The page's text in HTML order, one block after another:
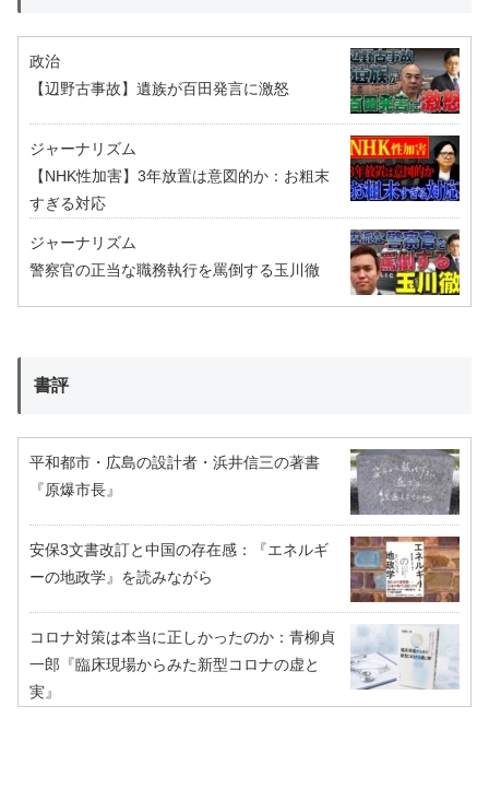
政治
【辺野古事故】遺族が百田発言に激怒
ジャーナリズム
【NHK性加害】3年放置は意図的か：お粗末
すぎる対応
ジャーナリズム
警察官の正当な職務執行を罵倒する玉川徹
書評
平和都市・広島の設計者・浜井信三の著書
『原爆市長』
安保3文書改訂と中国の存在感：『エネルギ
ーの地政学』を読みながら
コロナ対策は本当に正しかったのか：青柳貞
一郎『臨床現場からみた新型コロナの虚と
実』